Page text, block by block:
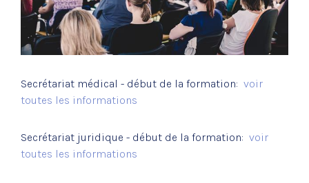
Intranet
Secrétariat médical - début de la formation: voir
toutes les informations
Secrétariat juridique - début de la formation: voir
toutes les informations